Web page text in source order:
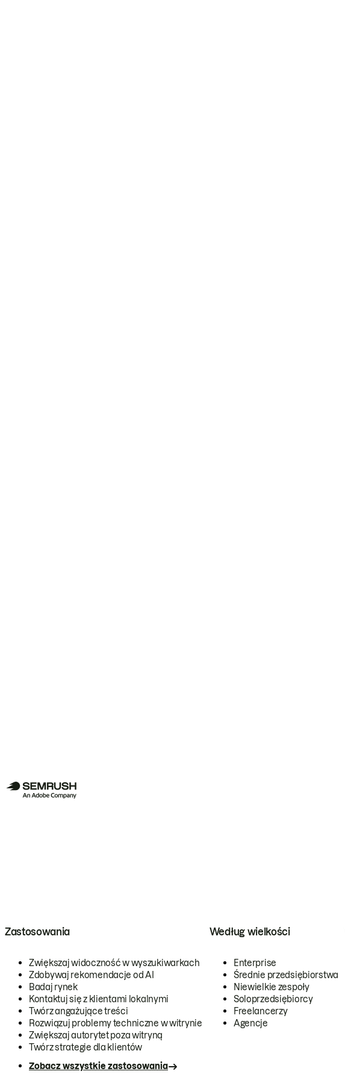
Zastosowania
Zwiększaj widoczność w wyszukiwarkach
Zdobywaj rekomendacje od AI
Badaj rynek
Kontaktuj się z klientami lokalnymi
Twórz angażujące treści
Rozwiązuj problemy techniczne w witrynie
Zwiększaj autorytet poza witryną
Twórz strategie dla klientów
Zobacz wszystkie zastosowania
Według wielkości
Enterprise
Średnie przedsiębiorstwa
Niewielkie zespoły
Soloprzedsiębiorcy
Freelancerzy
Agencje